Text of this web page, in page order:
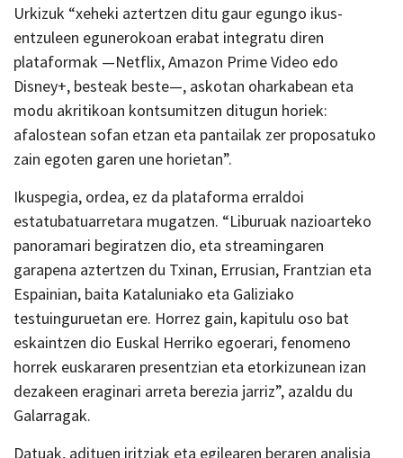
Urkizuk “xeheki aztertzen ditu gaur egungo ikus-
entzuleen egunerokoan erabat integratu diren
plataformak —Netflix, Amazon Prime Video edo
Disney+, besteak beste—, askotan oharkabean eta
modu akritikoan kontsumitzen ditugun horiek:
afalostean sofan etzan eta pantailak zer proposatuko
zain egoten garen une horietan”.
Ikuspegia, ordea, ez da plataforma erraldoi
estatubatuarretara mugatzen. “Liburuak nazioarteko
panoramari begiratzen dio, eta streamingaren
garapena aztertzen du Txinan, Errusian, Frantzian eta
Espainian, baita Kataluniako eta Galiziako
testuinguruetan ere. Horrez gain, kapitulu oso bat
eskaintzen dio Euskal Herriko egoerari, fenomeno
horrek euskararen presentzian eta etorkizunean izan
dezakeen eraginari arreta berezia jarriz”, azaldu du
Galarragak.
Datuak, adituen iritziak eta egilearen beraren analisia